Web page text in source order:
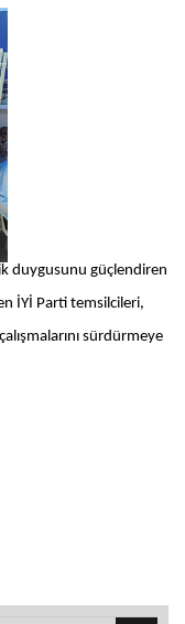
duygusunu güçlendiren
İYİ Parti temsilcileri,
sürdürmeye